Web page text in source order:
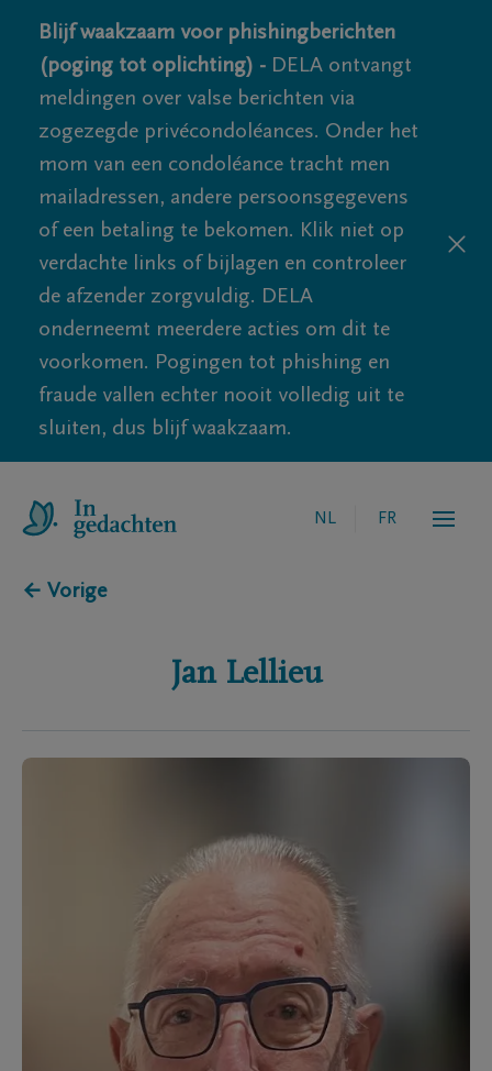
Blijf waakzaam voor phishingberichten
(poging tot oplichting) - DELA ontvangt
meldingen over valse berichten via
zogezegde privécondoléances. Onder het
mom van een condoléance tracht men
mailadressen, andere persoonsgegevens
of een betaling te bekomen. Klik niet op
verdachte links of bijlagen en controleer
de afzender zorgvuldig. DELA
onderneemt meerdere acties om dit te
voorkomen. Pogingen tot phishing en
fraude vallen echter nooit volledig uit te
sluiten, dus blijf waakzaam.
NL FR
← Vorige
Jan Lellieu